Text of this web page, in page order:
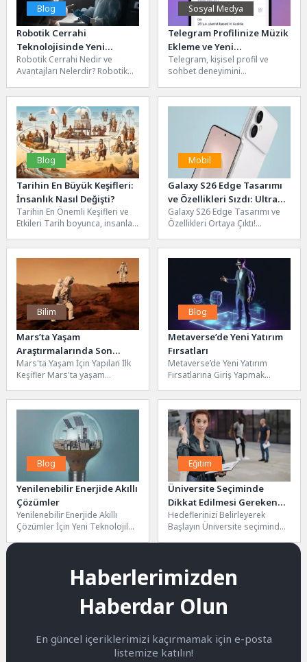
Blog
Robotik Cerrahi
Teknolojisinde Yeni
Gelişmeler
Robotik Cerrahi Nedir ve
Avantajları Nelerdir? Robotik
sistemler kullanarak işlemleri
gerçekleştirdiği bir...
Sosyal Medya
Telegram Profilinize Müzik
Ekleme ve Yeni
Özelleştirme Araçları
Telegram, kişisel profil ve
sohbet deneyimini
güncellemesini kullanıma
sundu. Hem Android hem
Blog
Tarihin En Büyük Keşifleri:
İnsanlık Nasıl Değişti?
Tarihin En Önemli Keşifleri ve
Etkileri Tarih boyunca, insanlar
keşfine imza...
Mobil
Galaxy S26 Edge Tasarımı
ve Özellikleri Sızdı: Ultra
İnce ve Gelişmiş Kamera!
Galaxy S26 Edge Tasarımı ve
Özellikleri Ortaya Çıktı!
amiral gemisi Galaxy S26...
Bilim
Mars’ta Yaşam
Araştırmalarında Son
Gelişmeler
Mars'ta Yaşam İçin Yapılan İlk
Keşifler Mars'ta yaşam
geçirdiği evrimsel süreçleri
anlamak ve...
Blog
Metaverse’de Yeni Yatırım
Fırsatları
Metaverse’de Yeni Yatırım
Fırsatlarına Giriş Yapmak
fırsatları, dijital dünyanın hızla
gelişmesiyle birlikte...
Blog
Yenilenebilir Enerjide Akıllı
Çözümler
Yenilenebilir Enerjide Akıllı
Çözümler İçin Yeni Teknolojiler
Eğitim
Üniversite Seçiminde
Dikkat Edilmesi Gereken
10 Faktör
Hedeflerinizi Belirleyerek
Başlayın Üniversite seçiminde
Haberlerimizden
Haberdar Olun
En güncel içeriklerimizi kaçırmamak için e-posta
listemize katılın!